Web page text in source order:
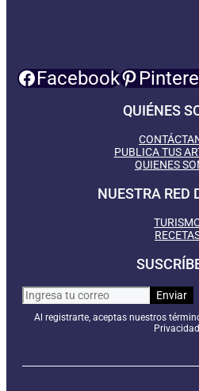
Facebook
QUIÉNES
PUBLICA TUS
QUIENES
NUESTRA RED
Al registrarte, aceptas nuestros